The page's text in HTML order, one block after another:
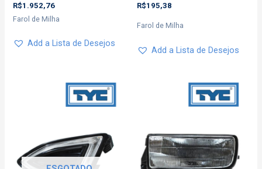
R$1.952,76
Farol de Milha
Add a Lista de Desejos
R$195,38
Farol de Milha
Add a Lista de Desejos